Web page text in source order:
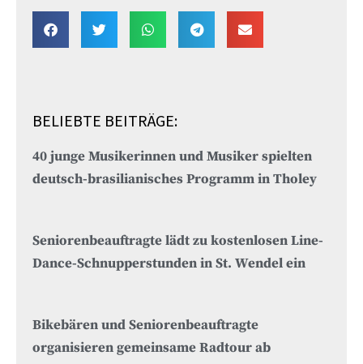
BELIEBTE BEITRÄGE:
40 junge Musikerinnen und Musiker spielten
deutsch-brasilianisches Programm in Tholey
Seniorenbeauftragte lädt zu kostenlosen Line-
Dance-Schnupperstunden in St. Wendel ein
Bikebären und Seniorenbeauftragte
organisieren gemeinsame Radtour ab